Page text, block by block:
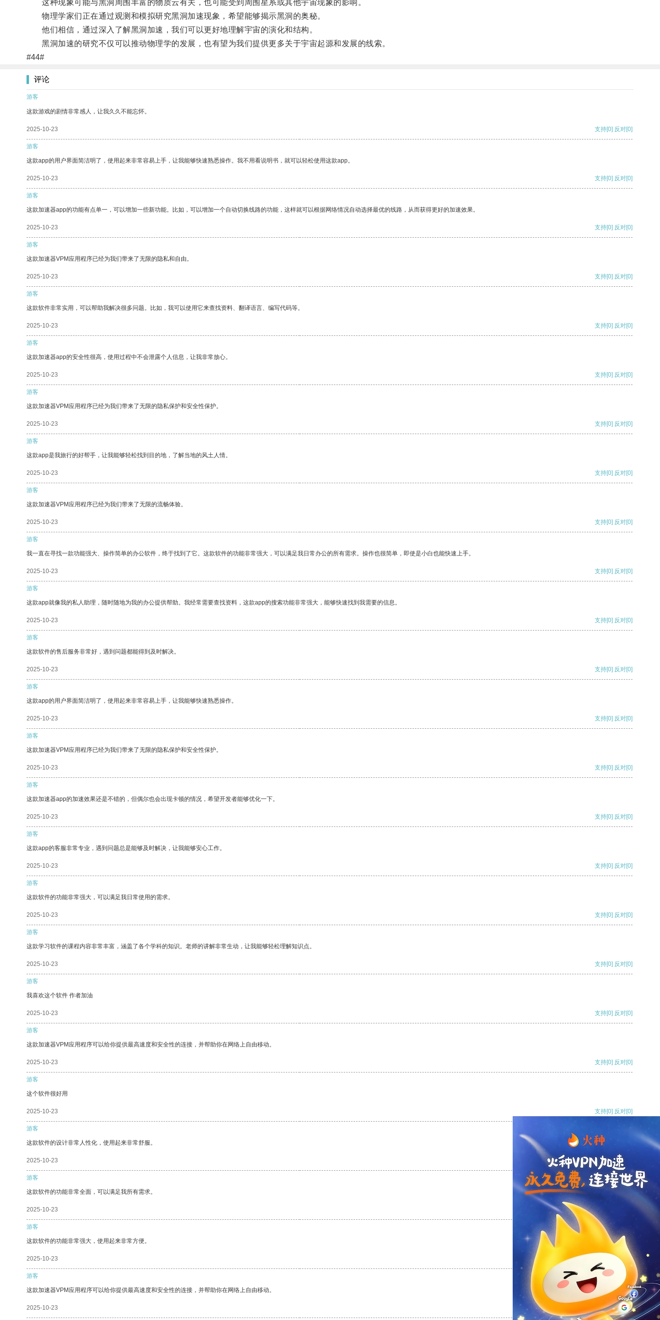
这种现象可能与黑洞周围丰富的物质云有关，也可能受到周围星系或其他宇宙现象的影响。
物理学家们正在通过观测和模拟研究黑洞加速现象，希望能够揭示黑洞的奥秘。
他们相信，通过深入了解黑洞加速，我们可以更好地理解宇宙的演化和结构。
黑洞加速的研究不仅可以推动物理学的发展，也有望为我们提供更多关于宇宙起源和发展的线索。
#44#
评论
游客
这款游戏的剧情非常感人，让我久久不能忘怀。
2025-10-23 支持[0] 反对[0]
游客
这款app的用户界面简洁明了，使用起来非常容易上手，让我能够快速熟悉操作。我不用看说明书，就可以轻松使用这款app。
2025-10-23 支持[0] 反对[0]
游客
这款加速器app的功能有点单一，可以增加一些新功能。比如，可以增加一个自动切换线路的功能，这样就可以根据网络情况自动选择最优的线路，从而获得更好的加速效果。
2025-10-23 支持[0] 反对[0]
游客
这款加速器VPM应用程序已经为我们带来了无限的隐私和自由。
2025-10-23 支持[0] 反对[0]
游客
这款软件非常实用，可以帮助我解决很多问题。比如，我可以使用它来查找资料、翻译语言、编写代码等。
2025-10-23 支持[0] 反对[0]
游客
这款加速器app的安全性很高，使用过程中不会泄露个人信息，让我非常放心。
2025-10-23 支持[0] 反对[0]
游客
这款加速器VPM应用程序已经为我们带来了无限的隐私保护和安全性保护。
2025-10-23 支持[0] 反对[0]
游客
这款app是我旅行的好帮手，让我能够轻松找到目的地，了解当地的风土人情。
2025-10-23 支持[0] 反对[0]
游客
这款加速器VPM应用程序已经为我们带来了无限的流畅体验。
2025-10-23 支持[0] 反对[0]
游客
我一直在寻找一款功能强大、操作简单的办公软件，终于找到了它。这款软件的功能非常强大，可以满足我日常办公的所有需求。操作也很简单，即使是小白也能快速上手。
2025-10-23 支持[0] 反对[0]
游客
这款app就像我的私人助理，随时随地为我的办公提供帮助。我经常需要查找资料，这款app的搜索功能非常强大，能够快速找到我需要的信息。
2025-10-23 支持[0] 反对[0]
游客
这款软件的售后服务非常好，遇到问题都能得到及时解决。
2025-10-23 支持[0] 反对[0]
游客
这款app的用户界面简洁明了，使用起来非常容易上手，让我能够快速熟悉操作。
2025-10-23 支持[0] 反对[0]
游客
这款加速器VPM应用程序已经为我们带来了无限的隐私保护和安全性保护。
2025-10-23 支持[0] 反对[0]
游客
这款加速器app的加速效果还是不错的，但偶尔也会出现卡顿的情况，希望开发者能够优化一下。
2025-10-23 支持[0] 反对[0]
游客
这款app的客服非常专业，遇到问题总是能够及时解决，让我能够安心工作。
2025-10-23 支持[0] 反对[0]
游客
这款软件的功能非常强大，可以满足我日常使用的需求。
2025-10-23 支持[0] 反对[0]
游客
这款学习软件的课程内容非常丰富，涵盖了各个学科的知识。老师的讲解非常生动，让我能够轻松理解知识点。
2025-10-23 支持[0] 反对[0]
游客
我喜欢这个软件 作者加油
2025-10-23 支持[0] 反对[0]
游客
这款加速器VPM应用程序可以给你提供最高速度和安全性的连接，并帮助你在网络上自由移动。
2025-10-23 支持[0] 反对[0]
游客
这个软件很好用
2025-10-23 支持[0] 反对[0]
游客
这款软件的设计非常人性化，使用起来非常舒服。
2025-10-23 支持[0] 反对
游客
这款软件的功能非常全面，可以满足我所有需求。
2025-10-23 支持
游客
这款软件的功能非常强大，使用起来非常方便。
2025-10-23 反对 [0]
游客
这款加速器VPM应用程序可以给你提供最高速度和安全性的连接，并帮助你在网络上自由移动。
2025-10-23 支持[0] 反对[0]